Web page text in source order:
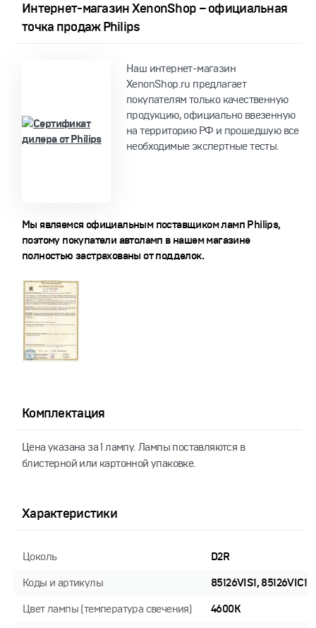
Интернет-магазин XenonShop – официальная
точка продаж Philips
Наш интернет-магазин
XenonShop.ru предлагает
покупателям только качественную
продукцию, официально ввезенную
на территорию РФ и прошедшую все
необходимые экспертные тесты.
Мы являемся официальным поставщиком ламп Philips,
поэтому покупатели автоламп в нашем магазине
полностью застрахованы от подделок.
Комплектация
Цена указана за 1 лампу. Лампы поставляются в
блистерной или картонной упаковке.
Характеристики
Цоколь D2R
Коды и артикулы 85126VIS1, 85126VIC1
Цвет лампы (температура свечения) 4600K